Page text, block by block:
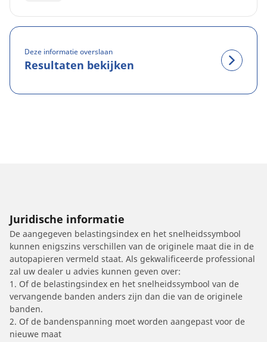
Deze informatie overslaan
Resultaten bekijken
Juridische informatie
De aangegeven belastingsindex en het snelheidssymbool
kunnen enigszins verschillen van de originele maat die in de
autopapieren vermeld staat. Als gekwalificeerde professional
zal uw dealer u advies kunnen geven over:
1. Of de belastingsindex en het snelheidssymbool van de
vervangende banden anders zijn dan die van de originele
banden.
2. Of de bandenspanning moet worden aangepast voor de
nieuwe maat